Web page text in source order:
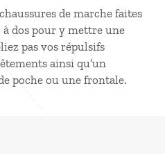
de marche faites
à dos pour y mettre une
pas vos répulsifs
ainsi qu’un
poche ou une frontale.